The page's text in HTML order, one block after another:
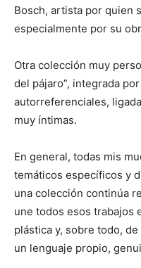
Bosch, artista por quien
especialmente por su
Otra colección muy
del pájaro”, integrada
autorreferenciales,
muy íntimas.
En general, todas mis
temáticos específicos y
una colección continúa
une todos esos trabajos
plástica y, sobre todo,
un lenguaje propio,